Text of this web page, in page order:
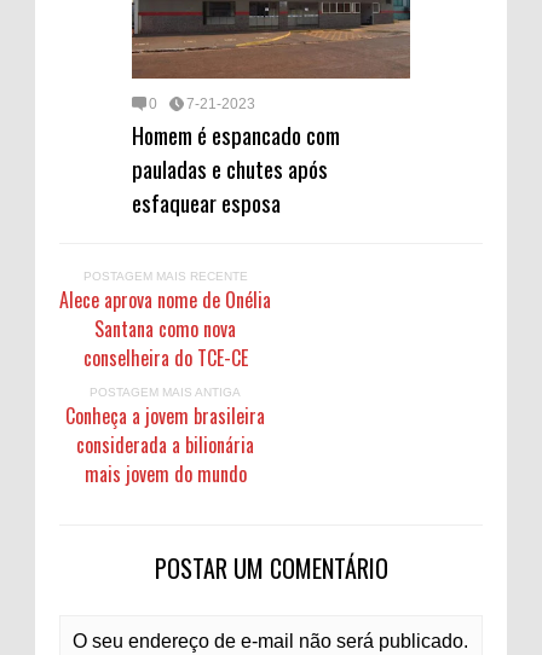
0 7-21-2023
Homem é espancado com
pauladas e chutes após
esfaquear esposa
POSTAGEM MAIS RECENTE
Alece aprova nome de Onélia
Santana como nova
conselheira do TCE-CE
POSTAGEM MAIS ANTIGA
Conheça a jovem brasileira
considerada a bilionária
mais jovem do mundo
POSTAR UM COMENTÁRIO
O seu endereço de e-mail não será publicado.